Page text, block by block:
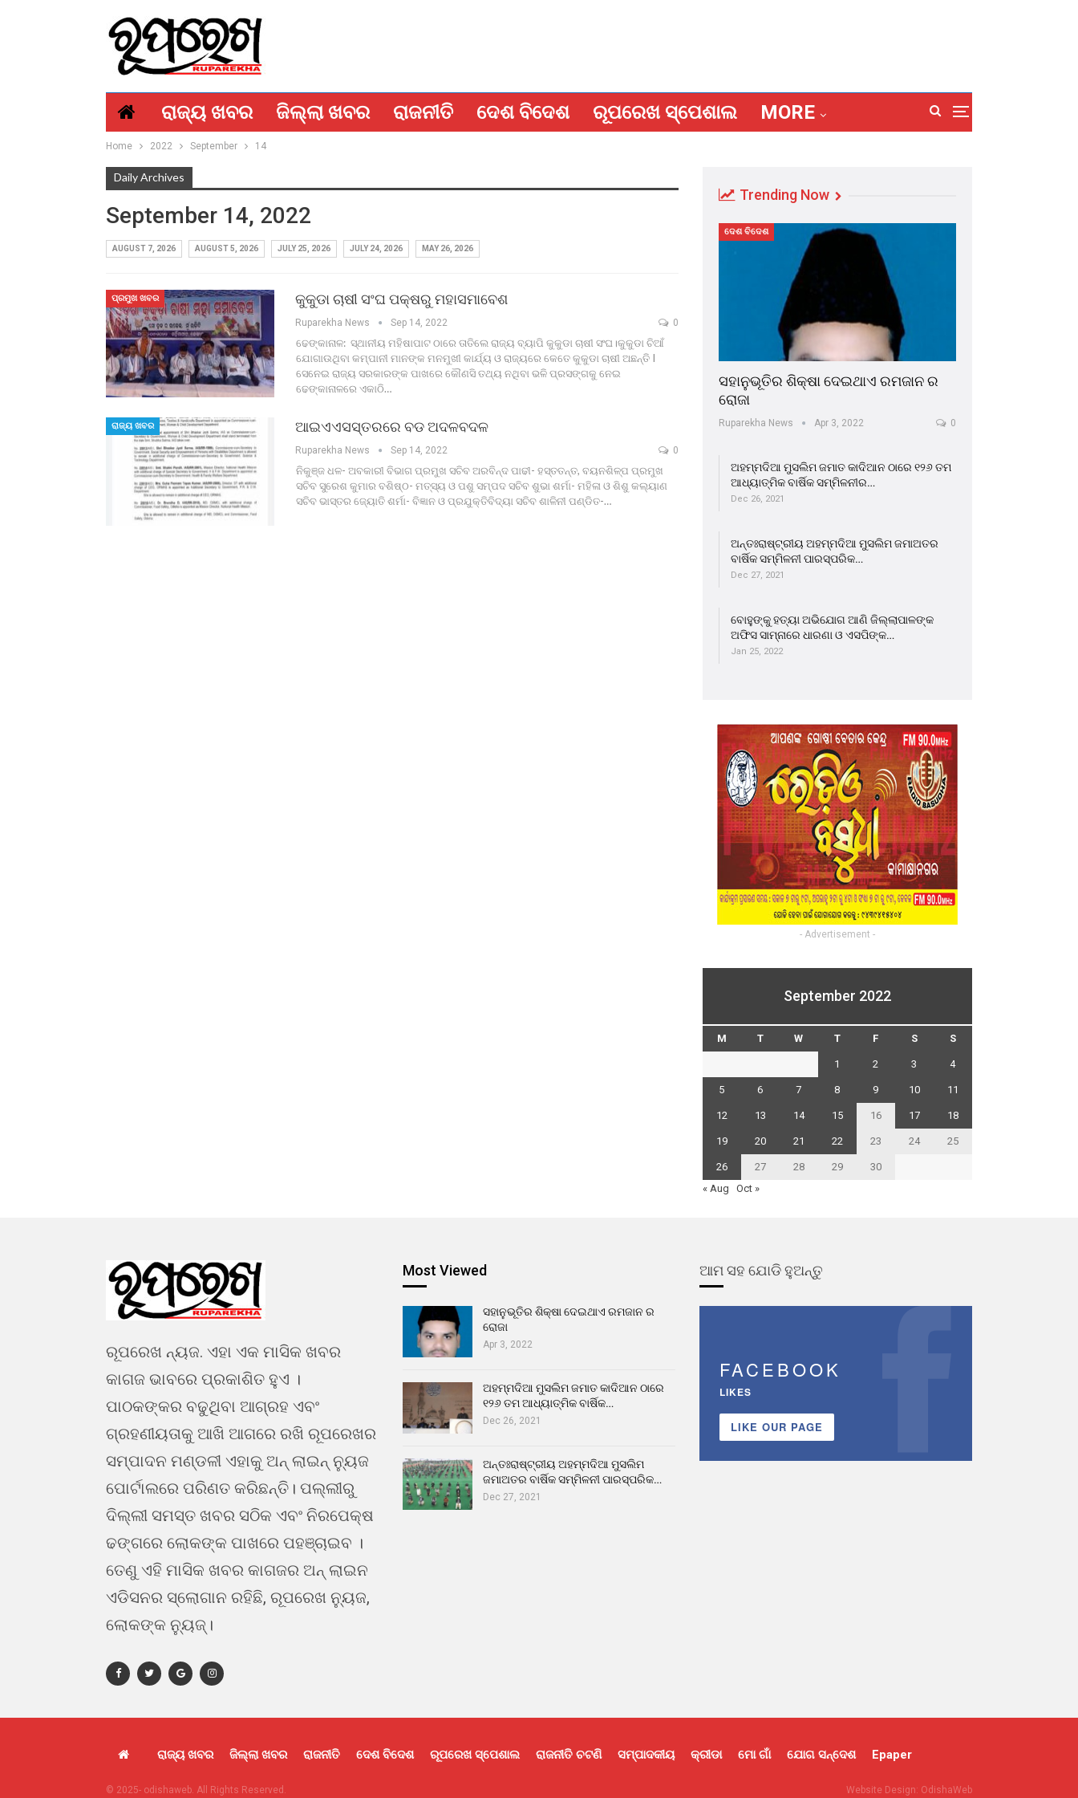
ରାଜ୍ୟ ଖବର ଜିଲ୍ଲା ଖବର ରାଜନୀତି ଦେଶ ବିଦେଶ ରୂପରେଖ ସ୍ପେଶାଲ MORE
Home 2022 September 14
Daily Archives
September 14, 2022
AUGUST 7, 2026 AUGUST 5, 2026 JULY 25, 2026 JULY 24, 2026 MAY 26, 2026
ପ୍ରମୁଖ ଖବର କୁକୁଡା ଚାଷୀ ସଂଘ ପକ୍ଷରୁ ମହାସମାବେଶ
Ruparekha News Sep 14, 2022 0
ଢେଙ୍କାନାଳ: ସ୍ଥାନୀୟ ମହିଷାପାଟ ଠାରେ ତାତିଲେ ରାଜ୍ୟ ବ୍ୟାପି କୁକୁଡା ଚାଷୀ ସଂଘ।କୁକୁଡା ଚିଆଁ
ଯୋଗାଉଥିବା କମ୍ପାନୀ ମାନଙ୍କ ମନମୁଖୀ କାର୍ଯ୍ୟ ଓ ରାଜ୍ୟରେ କେତେ କୁକୁଡା ଚାଷୀ ଅଛନ୍ତି I
ସେନେଇ ରାଜ୍ୟ ସରକାରଙ୍କ ପାଖରେ କୌଣସି ତଥ୍ୟ ନଥିବା ଭଳି ପ୍ରସଙ୍ଗକୁ ନେଇ
ଢେଙ୍କାନାଳରେ ଏକାଠି…
ରାଜ୍ୟ ଖବର ଆଇଏଏସସ୍ତରରେ ବଡ ଅଦଳବଦଳ
Ruparekha News Sep 14, 2022 0
ନିକୁଞ୍ଜ ଧଳ- ଅବକାରୀ ବିଭାଗ ପ୍ରମୁଖ ସଚିବ ଅରବିନ୍ଦ ପାଢୀ- ହସ୍ତତନ୍ତ, ବୟନଶିଳ୍ପ ପ୍ରମୁଖ
ସଚିବ ସୁରେଶ କୁମାର ବଶିଷ୍ଠ- ମତ୍ସ୍ୟ ଓ ପଶୁ ସମ୍ପଦ ସଚିବ ଶୁଭା ଶର୍ମା- ମହିଳା ଓ ଶିଶୁ କଲ୍ୟାଣ
ସଚିବ ଭାସ୍ତର ଜ୍ୟୋତି ଶର୍ମା- ବିଜ୍ଞାନ ଓ ପ୍ରଯୁକ୍ତିବିଦ୍ୟା ସଚିବ ଶାଳିନୀ ପଣ୍ଡିତ-…
Trending Now
ଦେଶ ବିଦେଶ
ସହାନୁଭୂତିର ଶିକ୍ଷା ଦେଇଥାଏ ରମଜାନ ର
ରୋଜା
Ruparekha News Apr 3, 2022 0
ଅହମ୍ମଦିଆ ମୁସଲିମ ଜମାତ କାଦିଆନ ଠାରେ ୧୨୬ ତମ
ଆଧ୍ୟାତ୍ମିକ ବାର୍ଷିକ ସମ୍ମିଳନୀର…
Dec 26, 2021
ଅନ୍ତଃରାଷ୍ଟ୍ରୀୟ ଅହମ୍ମଦିଆ ମୁସଲିମ ଜମାଅତର
ବାର୍ଷିକ ସମ୍ମିଳନୀ ପାରସ୍ପରିକ…
Dec 27, 2021
ବୋହୁଙ୍କୁ ହତ୍ୟା ଅଭିଯୋଗ ଆଣି ଜିଲ୍ଲାପାଳଙ୍କ
ଅଫିସ ସାମ୍ନାରେ ଧାରଣା ଓ ଏସପିଙ୍କ…
Jan 25, 2022
- Advertisement -
September 2022
M T W T F S S
1 2 3 4
5 6 7 8 9 10 11
12 13 14 15 16 17 18
19 20 21 22 23 24 25
26 27 28 29
30
« Aug
Oct »
ରୂପରେଖ ନ୍ୟଜ. ଏହା ଏକ ମାସିକ ଖବର
କାଗଜ ଭାବରେ ପ୍ରକାଶିତ ହୁଏ ।
ପାଠକଙ୍କର ବଢୁଥିବା ଆଗ୍ରହ ଏବଂ
ଗ୍ରହଣୀୟତାକୁ ଆଖି ଆଗରେ ରଖି ରୂପରେଖର
ସମ୍ପାଦନ ମଣ୍ଡଳୀ ଏହାକୁ ଅନ୍ ଲାଇନ୍ ନ୍ୟୁଜ
ପୋର୍ଟାଲରେ ପରିଣତ କରିଛନ୍ତି। ପଲ୍ଲୀରୁ
ଦିଲ୍ଲୀ ସମସ୍ତ ଖବର ସଠିକ ଏବଂ ନିରପେକ୍ଷ
ଢଙ୍ଗରେ ଲୋକଙ୍କ ପାଖରେ ପହଞ୍ଚାଇବ ।
ତେଣୁ ଏହି ମାସିକ ଖବର କାଗଜର ଅନ୍ ଲାଇନ
ଏଡିସନର ସ୍ଲୋଗାନ ରହିଛି, ରୂପରେଖ ନ୍ୟୁଜ,
ଲୋକଙ୍କ ନ୍ୟୁଜ୍।
Most Viewed
ସହାନୁଭୂତିର ଶିକ୍ଷା ଦେଇଥାଏ ରମଜାନ ର
ରୋଜା
Apr 3, 2022
ଅହମ୍ମଦିଆ ମୁସଲିମ ଜମାତ କାଦିଆନ ଠାରେ
୧୨୬ ତମ ଆଧ୍ୟାତ୍ମିକ ବାର୍ଷିକ…
Dec 26, 2021
ଅନ୍ତଃରାଷ୍ଟ୍ରୀୟ ଅହମ୍ମଦିଆ ମୁସଲିମ
ଜମାଅତର ବାର୍ଷିକ ସମ୍ମିଳନୀ ପାରସ୍ପରିକ…
Dec 27, 2021
ଆମ ସହ ଯୋଡି ହୁଅନ୍ତୁ
FACEBOOK
LIKES
LIKE OUR PAGE
ରାଜ୍ୟ ଖବର ଜିଲ୍ଲା ଖବର ରାଜନୀତି ଦେଶ ବିଦେଶ ରୂପରେଖ ସ୍ପେଶାଲ ରାଜନୀତି ଚଟଣି ସମ୍ପାଦକୀୟ କ୍ରୀଡା ମୋ ଗାଁ ଯୋଗ ସନ୍ଦେଶ Epaper
© 2025- odishaweb. All Rights Reserved. Website Design: OdishaWeb